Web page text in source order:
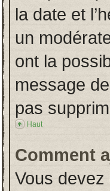
la date et
un
ont la
message
pas
Haut
Comment
Vous devez